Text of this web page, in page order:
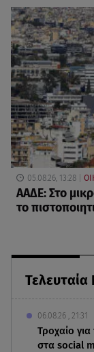
Τελευταία
06.08.26 , 21:31
Τροχαίο
στα social
05.08.26, 13:28
ΑΑΔΕ: Στο
το